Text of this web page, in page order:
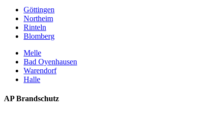
Göttingen
Northeim
Rinteln
Blomberg
Melle
Bad Oyenhausen
Warendorf
Halle
AP Brandschutz